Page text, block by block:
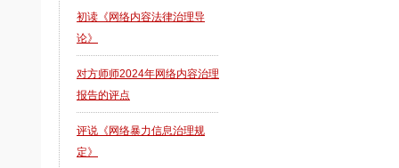
初读《网络内容法律治理导
论》
对方师师2024年网络内容治理
报告的评点
评说《网络暴力信息治理规
定》